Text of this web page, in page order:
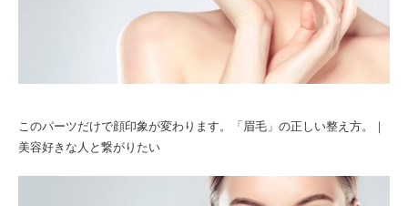
このパーツだけで顔印象が変わります。「眉毛」の正しい整え方。｜
美容好きな人と繋がりたい